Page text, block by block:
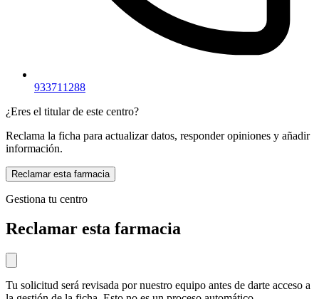
933711288
¿Eres el titular de este centro?
Reclama la ficha para actualizar datos, responder opiniones y añadir
información.
Reclamar esta farmacia
Gestiona tu centro
Reclamar esta farmacia
Tu solicitud será revisada por nuestro equipo antes de darte acceso a